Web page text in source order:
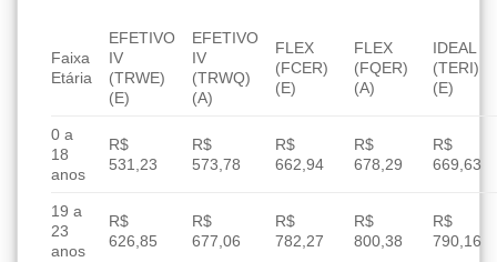
Faixa
Etária
EFETIVO
IV
(TRWE)
(E)
EFETIVO
IV
(TRWQ)
(A)
FLEX
(FCER)
(E)
FLEX
(FQER)
(A)
IDEAL
(TERI)
(E)
0 a
18
anos
R$
531,23
R$
573,78
R$
662,94
R$
678,29
R$
669,63
19 a
23
anos
R$
626,85
R$
677,06
R$
782,27
R$
800,38
R$
790,16